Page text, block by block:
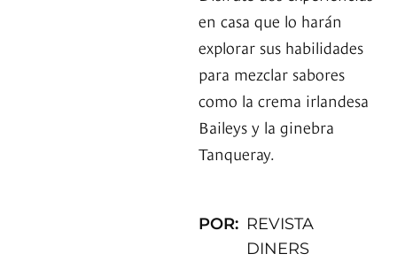
en casa que lo harán
explorar sus habilidades
para mezclar sabores
como la crema irlandesa
Baileys y la ginebra
Tanqueray.
POR: REVISTA
DINERS